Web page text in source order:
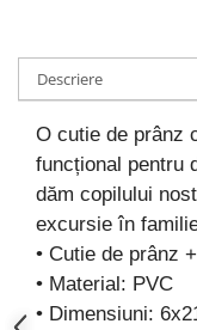
Descriere
O cutie de prânz
funcțional pentru
dăm copilului
excursie în
• Cutie de prânz
• Material: PVC
• Dimensiuni: